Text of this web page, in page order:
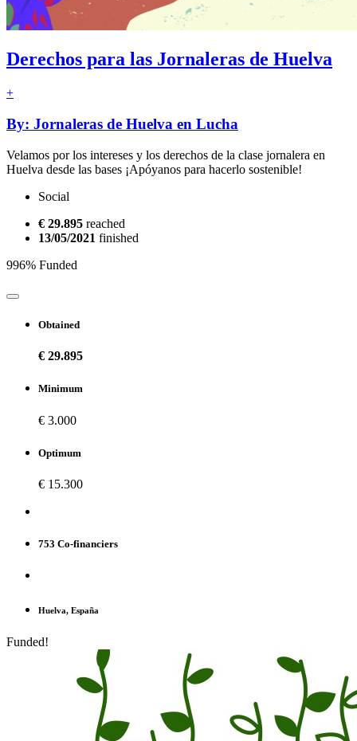
Derechos para las Jornaleras de Huelva
+
By: Jornaleras de Huelva en Lucha
Velamos por los intereses y los derechos de la clase jornalera en
Huelva desde las bases ¡Apóyanos para hacerlo sostenible!
Social
€ 29.895 reached
13/05/2021 finished
996% Funded
Obtained
€ 29.895
Minimum
€ 3.000
Optimum
€ 15.300
753 Co-financiers
Huelva, España
Funded!